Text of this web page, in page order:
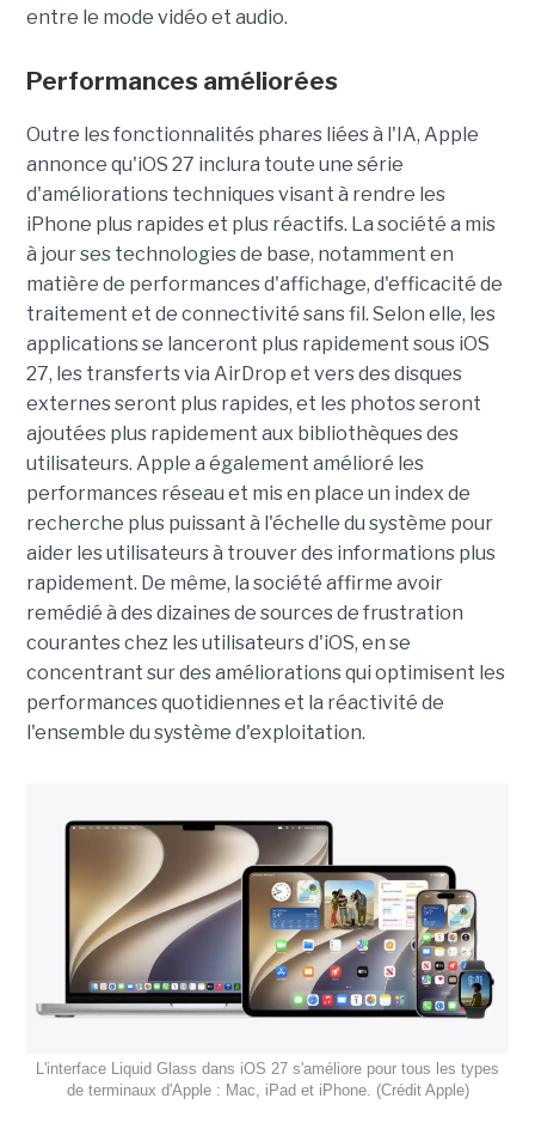
entre le mode vidéo et audio.
Performances améliorées
Outre les fonctionnalités phares liées à l'IA, Apple
annonce qu'iOS 27 inclura toute une série
d'améliorations techniques visant à rendre les
iPhone plus rapides et plus réactifs. La société a mis
à jour ses technologies de base, notamment en
matière de performances d'affichage, d'efficacité de
traitement et de connectivité sans fil. Selon elle, les
applications se lanceront plus rapidement sous iOS
27, les transferts via AirDrop et vers des disques
externes seront plus rapides, et les photos seront
ajoutées plus rapidement aux bibliothèques des
utilisateurs. Apple a également amélioré les
performances réseau et mis en place un index de
recherche plus puissant à l'échelle du système pour
aider les utilisateurs à trouver des informations plus
rapidement. De même, la société affirme avoir
remédié à des dizaines de sources de frustration
courantes chez les utilisateurs d'iOS, en se
concentrant sur des améliorations qui optimisent les
performances quotidiennes et la réactivité de
l'ensemble du système d'exploitation.
L'interface Liquid Glass dans iOS 27 s'améliore pour tous les types
de terminaux d'Apple : Mac, iPad et iPhone. (Crédit Apple)